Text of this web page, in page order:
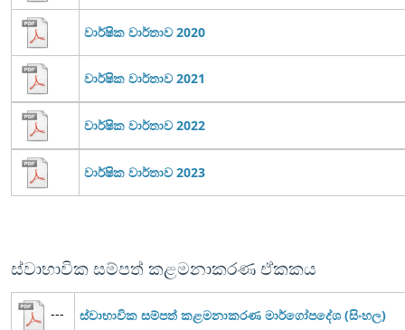
වාර්ෂික වාර්තාව 2020
වාර්ෂික වාර්තාව 2021
වාර්ෂික වාර්තාව 2022
වාර්ෂික වාර්තාව 2023
ස්වාභාවික සම්පත් කළමනාකරණ ඒකකය
--- ස්වාභාවික සම්පත් කළමනාකරණ මාර්ගෝපදේශ (සිංහල)